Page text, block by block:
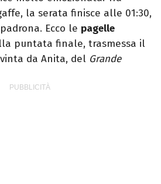
la serata finisce alle 01:30,
Ecco le pagelle
puntata finale, trasmessa il
da Anita, del Grande